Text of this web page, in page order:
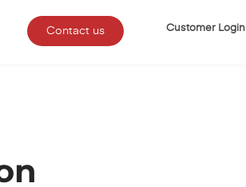
Contact us Customer Login